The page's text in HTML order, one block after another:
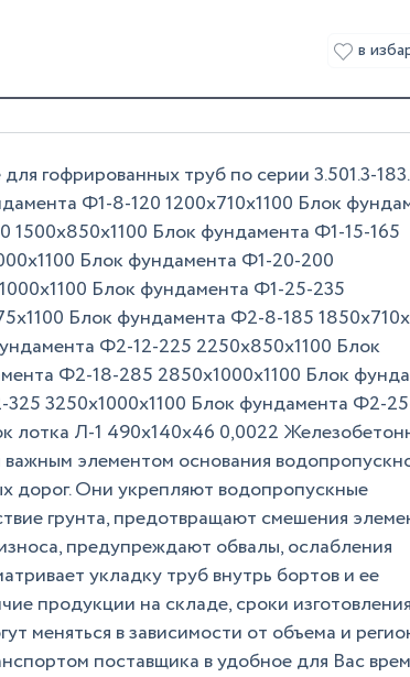
в
гофрированных труб по серии 3.501.3-
Ф1-8-120 1200х710х1100 Блок
1500х850х1100 Блок фундамента Ф1-15-165
Блок фундамента Ф1-20-200
Блок фундамента Ф1-25-235
Блок фундамента Ф2-8-185
Ф2-12-225 2250х850х1100 Блок
Ф2-18-285 2850х1000х1100 Блок
3250х1000х1100 Блок фундамента Ф2-
лотка Л-1 490х140х46 0,0022
элементом основания
дорог. Они укрепляют водопропускные
грунта, предотвращают смешения
предупреждают обвалы, ослабления
укладку труб внутрь бортов и ее
продукции на складе, сроки
меняться в зависимости от объема и
поставщика в удобное для Вас